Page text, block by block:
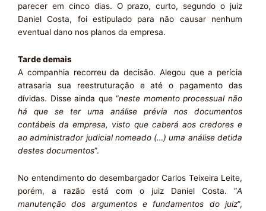
parecer em cinco dias. O prazo, curto, segundo o juiz
Daniel Costa, foi estipulado para não causar nenhum
eventual dano nos planos da empresa.
Tarde demais
A companhia recorreu da decisão. Alegou que a perícia
atrasaria sua reestruturação e até o pagamento das
dívidas. Disse ainda que “neste momento processual não
há que se ter uma análise prévia nos documentos
contábeis da empresa, visto que caberá aos credores e
ao administrador judicial nomeado (…) uma análise detida
destes documentos”.
No entendimento do desembargador Carlos Teixeira Leite,
porém, a razão está com o juiz Daniel Costa. “A
manutenção dos argumentos e fundamentos do juiz”,